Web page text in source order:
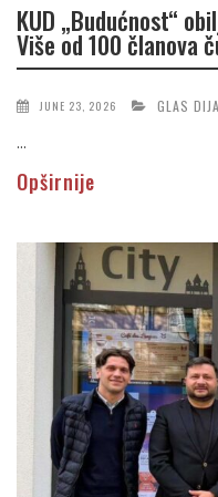
KUD „Budućnost“
Više od 100 članova
JUNE 23, 2026 GLAS
...
Opširnije